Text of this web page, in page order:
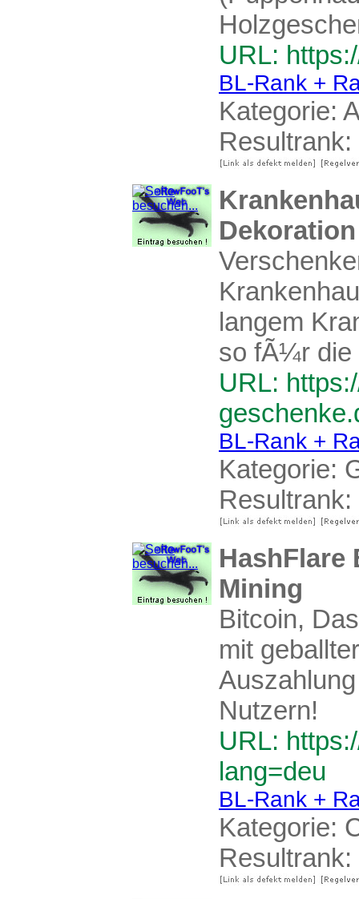
URL:
BL-Rank +
Kategorie:
Resultrank:
Dekoration
langem
so fÃ¼r die
URL:
BL-Rank +
Kategorie:
Resultrank:
HashFlare
Mining
Bitcoin,
mit
Nutzern!
URL:
lang=deu
BL-Rank +
Kategorie:
Resultrank: